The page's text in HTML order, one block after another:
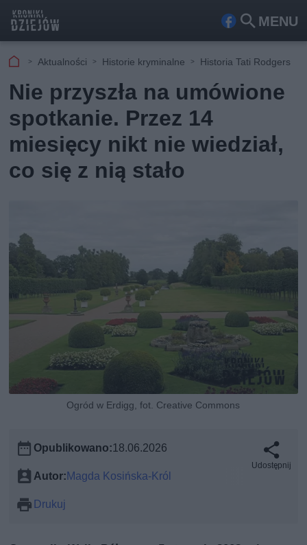
MENU
Fa
ook
Szu
kaj
Aktualności Historie kryminalne Historia Tati Rodgers
Nie przyszła na umówione
spotkanie. Przez 14
miesięcy nikt nie wiedział,
co się z nią stało
Ogród w Erdigg, fot. Creative Commons
Opublikowano:18.06.2026
Autor: Magda Kosińska-Król
Drukuj
Udostępnij